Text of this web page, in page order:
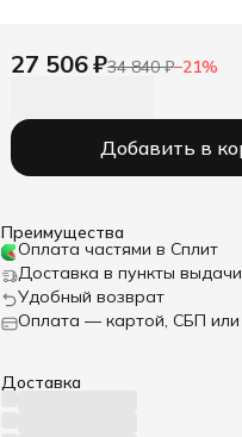
27 506 ₽34 840 ₽−21%
Добавить в
Преимущества
Оплата частями в Сплит
Доставка в пункты
Удобный возврат
Оплата — картой, СБП
Доставка